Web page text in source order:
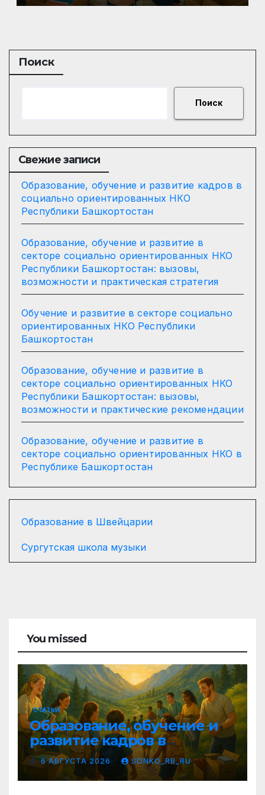
Поиск
Поиск
Свежие записи
Образование, обучение и развитие кадров в
социально ориентированных НКО
Республики Башкортостан
Образование, обучение и развитие в
секторе социально ориентированных НКО
Республики Башкортостан: вызовы,
возможности и практическая стратегия
Обучение и развитие в секторе социально
ориентированных НКО Республики
Башкортостан
Образование, обучение и развитие в
секторе социально ориентированных НКО
Республики Башкортостан: вызовы,
возможности и практические рекомендации
Образование, обучение и развитие в
секторе социально ориентированных НКО в
Республике Башкортостан
Образование в Швейцарии
Сургутская школа музыки
You missed
СТАТЬИ
Образование, обучение и
развитие кадров в
социально
ориентированных НКО
Республики Башкортостан
6 АВГУСТА 2026 SONKO_RB_RU